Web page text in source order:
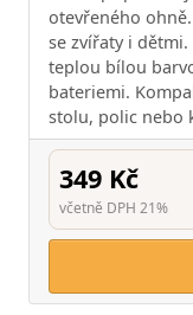
otevřeného
se zvířaty i dětmi.
teplou bílou
bateriemi.
stolu, polic nebo
349 Kč
včetně DPH 21%